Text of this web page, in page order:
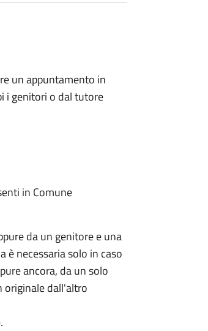
un appuntamento in
i genitori o dal tutore
in Comune
da un genitore e una
è necessaria solo in caso
ancora, da un solo
originale dall'altro